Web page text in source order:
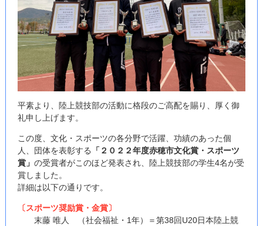
平素より、陸上競技部の活動に格段のご高配を賜り、厚く御
礼申し上げます。
この度、文化・スポーツの各分野で活躍、功績のあった個
人、団体を表彰する
「２０２２年度赤穂市文化賞・スポーツ
賞」 の受賞者がこのほど発表され、陸上競技部の学生4名が受
賞しました。
詳細は以下の通りです。
〔スポーツ奨励賞・金賞〕
末藤 唯人 （社会福祉・1年）＝第38回U20日本陸上競